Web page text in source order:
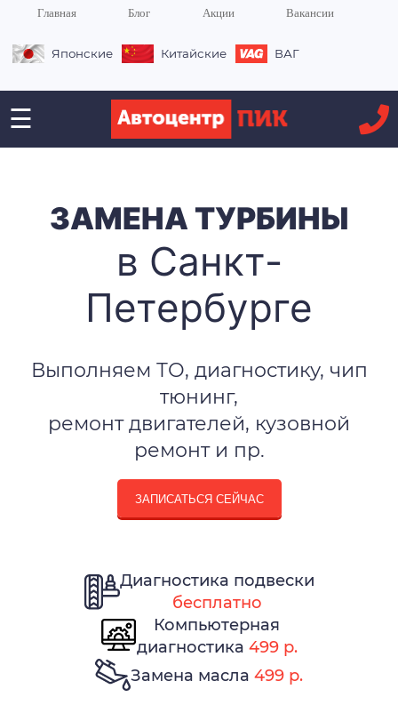
Главная Блог Акции Вакансии
Японские Китайские ВАГ
☰
ЗАМЕНА ТУРБИНЫ
в Санкт-
Петербурге
Выполняем ТО, диагностику, чип
тюнинг,
ремонт двигателей, кузовной
ремонт и пр.
ЗАПИСАТЬСЯ СЕЙЧАС
Диагностика подвески
бесплатно
Компьютерная
диагностика 499 р.
Замена масла 499 р.